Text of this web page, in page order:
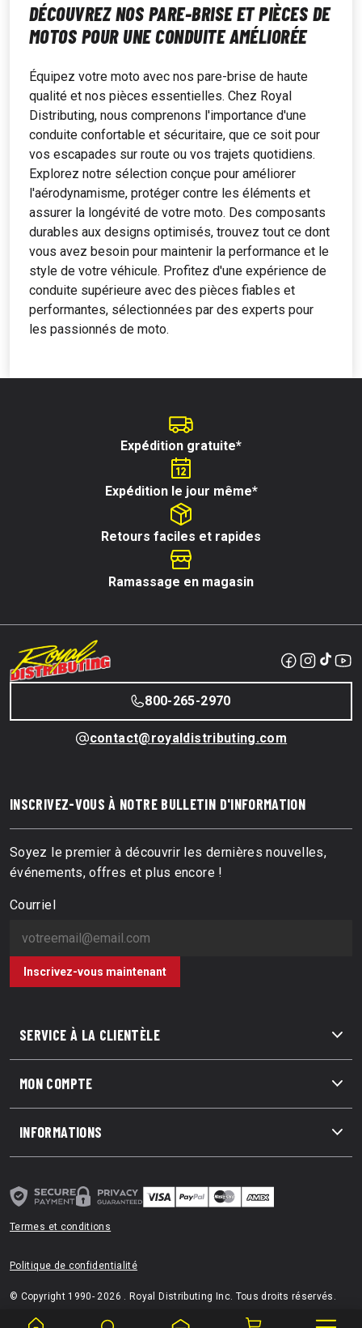
DÉCOUVREZ NOS PARE-BRISE ET PIÈCES DE
MOTOS POUR UNE CONDUITE AMÉLIORÉE
Équipez votre moto avec nos pare-brise de haute
qualité et nos pièces essentielles. Chez Royal
Distributing, nous comprenons l'importance d'une
conduite confortable et sécuritaire, que ce soit pour
vos escapades sur route ou vos trajets quotidiens.
Explorez notre sélection conçue pour améliorer
l'aérodynamisme, protéger contre les éléments et
assurer la longévité de votre moto. Des composants
durables aux designs optimisés, trouvez tout ce dont
vous avez besoin pour maintenir la performance et le
style de votre véhicule. Profitez d'une expérience de
conduite supérieure avec des pièces fiables et
performantes, sélectionnées par des experts pour
les passionnés de moto.
Expédition gratuite*
Expédition le jour même*
Retours faciles et rapides
Ramassage en magasin
800-265-2970
contact@royaldistributing.com
SERVICE À LA CLIENTÈLE
MON COMPTE
INFORMATIONS
INSCRIVEZ-VOUS À NOTRE BULLETIN D'INFORMATION
Soyez le premier à découvrir les dernières nouvelles,
événements, offres et plus encore !
Courriel
Inscrivez-vous maintenant
Termes et conditions
Politique de confidentialité
© Copyright 1990- 2026 . Royal Distributing Inc. Tous droits réservés.